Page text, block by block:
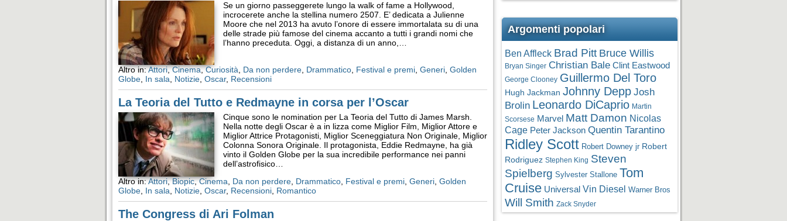
Se un giorno passeggerete lungo la walk of fame a Hollywood,
incrocerete anche la stellina numero 2507. E’ dedicata a Julienne
Moore che nel 2013 ha avuto l’onore di essere immortalata su di una
delle strade più famose del cinema accanto a tutti i grandi nomi che
l’hanno preceduta. Oggi, a distanza di un anno,…
Altro in:Attori,Cinema,Curiosità Da non perdere Drammatico Festival e premi Generi Golden
Globe In sala Notizie Oscar, Recensioni
La Teoria del Tutto e Redmayne in corsa per l’Oscar
Cinque sono le nomination per La Teoria del Tutto di James Marsh.
Nella notte degli Oscar è a in lizza come Miglior Film, Miglior Attore e
Miglior Attrice Protagonisti, Miglior Sceneggiatura Non Originale, Miglior
Colonna Sonora Originale. Il protagonista, Eddie Redmayne, ha già
vinto il Golden Globe per la sua incredibile performance nei panni
dell’astrofisico…
Altro in:Attori,Biopic,Cinema Da non perdere Drammatico Festival e premi Generi Golden
Globe In sala Notizie Oscar, Recensioni Romantico
The Congress di Ari Folman
Argomenti popolari
Ben Affleck Brad Pitt Bruce Willis
Bryan Singer Christian Bale Clint Eastwood
George Clooney Guillermo Del Toro
Hugh Jackman Johnny Depp Josh
Brolin Leonardo DiCaprio Martin
Scorsese Marvel Matt Damon Nicolas
Cage Peter Jackson Quentin Tarantino
Ridley Scott Robert Downey jr Robert
Rodriguez Stephen King Steven
Spielberg Sylvester Stallone Tom
Cruise Universal Vin Diesel Warner Bros
Will Smith Zack Snyder